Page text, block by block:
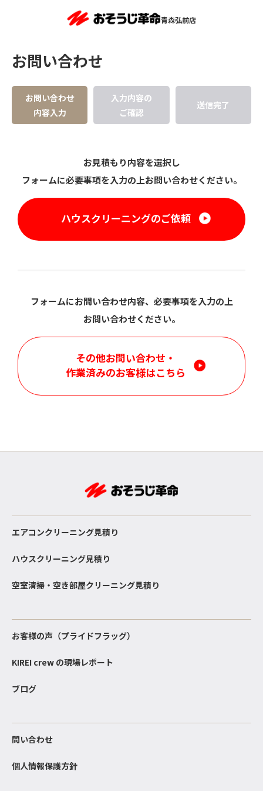
青森弘前店
お問い合わせ
お問い合わせ
内容入力
入力内容の
ご確認
送信完了
お見積もり内容を選択し
フォームに必要事項を入力の上お問い合わせください。
ハウスクリーニングのご依頼
フォームにお問い合わせ内容、必要事項を入力の上
お問い合わせください。
その他お問い合わせ・
作業済みのお客様はこちら
エアコンクリーニング見積り
ハウスクリーニング見積り
空室清掃・空き部屋クリーニング見積り
お客様の声（プライドフラッグ）
KIREI crew の現場レポート
ブログ
問い合わせ
個人情報保護方針